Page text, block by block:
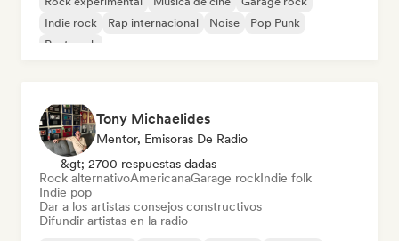
Indie rock
Rap internacional Noise
Pop Punk
Post punk
Tony Michaelides
Mentor, Emisoras De Radio
&gt; 2700 respuestas dadas
Rock alternativoAmericanaGarage rockIndie folk
Indie pop
Dar a los artistas consejos constructivos
Difundir artistas en la radio